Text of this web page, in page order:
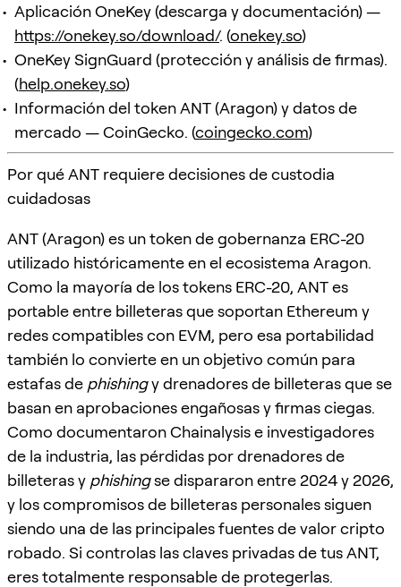
Aplicación OneKey (descarga y documentación) —
https://onekey.so/download/. (onekey.so)
OneKey SignGuard (protección y análisis de firmas).
(help.onekey.so)
Información del token ANT (Aragon) y datos de
mercado — CoinGecko. (coingecko.com)
Por qué ANT requiere decisiones de custodia
cuidadosas
ANT (Aragon) es un token de gobernanza ERC-20
utilizado históricamente en el ecosistema Aragon.
Como la mayoría de los tokens ERC-20, ANT es
portable entre billeteras que soportan Ethereum y
redes compatibles con EVM, pero esa portabilidad
también lo convierte en un objetivo común para
estafas de phishingy drenadores de billeteras que se
basan en aprobaciones engañosas y firmas ciegas.
Como documentaron Chainalysis e investigadores
de la industria, las pérdidas por drenadores de
billeteras y phishingse dispararon entre 2024 y 2026,
y los compromisos de billeteras personales siguen
siendo una de las principales fuentes de valor cripto
robado. Si controlas las claves privadas de tus ANT,
eres totalmente responsable de protegerlas.